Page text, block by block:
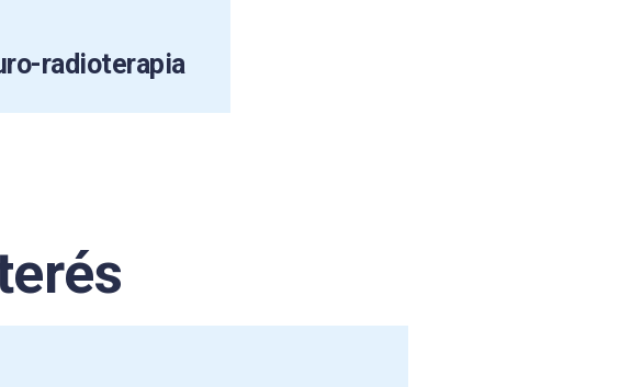
radioterapia